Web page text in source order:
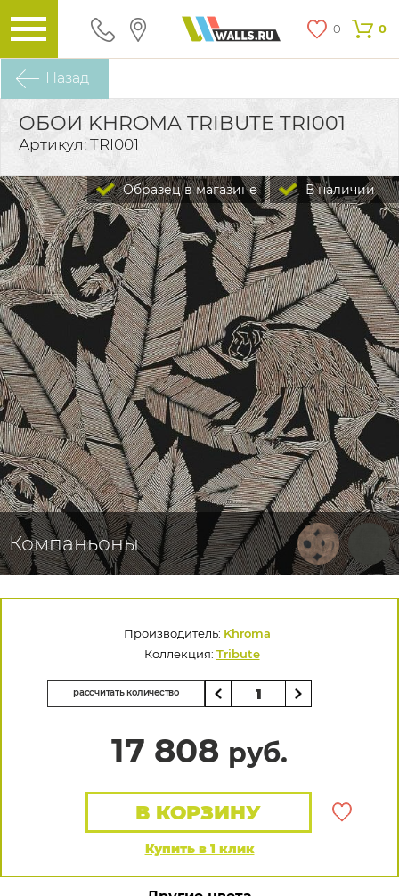
0 0
Назад
ОБОИ KHROMA TRIBUTE TRI001
Артикул: TRI001
В наличии
Образец в магазине
Компаньоны
Производитель: Khroma
Коллекция: Tribute
рассчитать количество
17 808 руб.
Купить в 1 клик
В КОРЗИНУ